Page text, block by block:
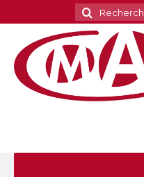
Rechercher
: